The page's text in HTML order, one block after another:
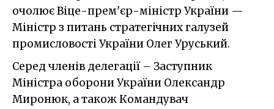
очолює Віце-прем'єр-міністр України —
Міністр з питань стратегічних галузей
промисловості України Олег Уруський.
Серед членів делегації – Заступник
Міністра оборони України Олександр
Миронюк, а також Командувач